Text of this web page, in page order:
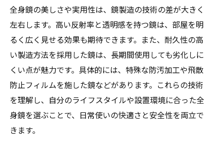
全身鏡の美しさや実用性は、鏡製造の技術の差が大きく
左右します。高い反射率と透明感を持つ鏡は、部屋を明
るく広く見せる効果も期待できます。また、耐久性の高
い製造方法を採用した鏡は、長期間使用しても劣化しに
くい点が魅力です。具体的には、特殊な防汚加工や飛散
防止フィルムを施した鏡などがあります。これらの技術
を理解し、自分のライフスタイルや設置環境に合った全
身鏡を選ぶことで、日常使いの快適さと安全性を両立で
きます。